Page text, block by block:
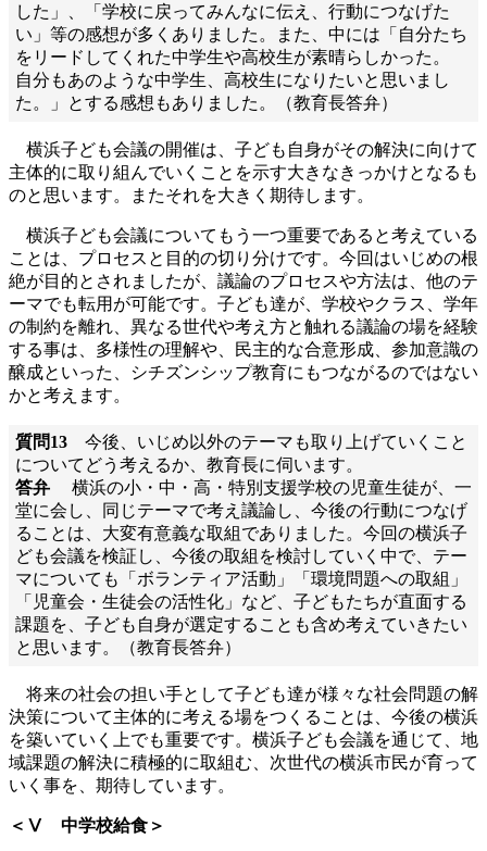
した」、「学校に戻ってみんなに伝え、行動につなげた
い」等の感想が多くありました。また、中には「自分たち
をリードしてくれた中学生や高校生が素晴らしかった。
自分もあのような中学生、高校生になりたいと思いまし
た。」とする感想もありました。（教育長答弁）
横浜子ども会議の開催は、子ども自身がその解決に向けて
主体的に取り組んでいくことを示す大きなきっかけとなるも
のと思います。またそれを大きく期待します。
横浜子ども会議についてもう一つ重要であると考えている
ことは、プロセスと目的の切り分けです。今回はいじめの根
絶が目的とされましたが、議論のプロセスや方法は、他のテ
ーマでも転用が可能です。子ども達が、学校やクラス、学年
の制約を離れ、異なる世代や考え方と触れる議論の場を経験
する事は、多様性の理解や、民主的な合意形成、参加意識の
醸成といった、シチズンシップ教育にもつながるのではない
かと考えます。
質問13 今後、いじめ以外のテーマも取り上げていくこと
についてどう考えるか、教育長に伺います。
答弁 横浜の小・中・高・特別支援学校の児童生徒が、一
堂に会し、同じテーマで考え議論し、今後の行動につなげ
ることは、大変有意義な取組でありました。今回の横浜子
ども会議を検証し、今後の取組を検討していく中で、テー
マについても「ボランティア活動」「環境問題への取組」
「児童会・生徒会の活性化」など、子どもたちが直面する
課題を、子ども自身が選定することも含め考えていきたい
と思います。（教育長答弁）
将来の社会の担い手として子ども達が様々な社会問題の解
決策について主体的に考える場をつくることは、今後の横浜
を築いていく上でも重要です。横浜子ども会議を通じて、地
域課題の解決に積極的に取組む、次世代の横浜市民が育って
いく事を、期待しています。
＜Ⅴ 中学校給食＞